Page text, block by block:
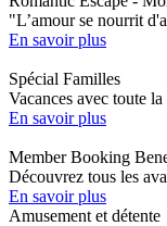
"L’amour se nourrit
En savoir plus
Spécial Familles
Vacances avec toute
En savoir plus
Member Booking
Découvrez tous les
En savoir plus
Amusement et détente